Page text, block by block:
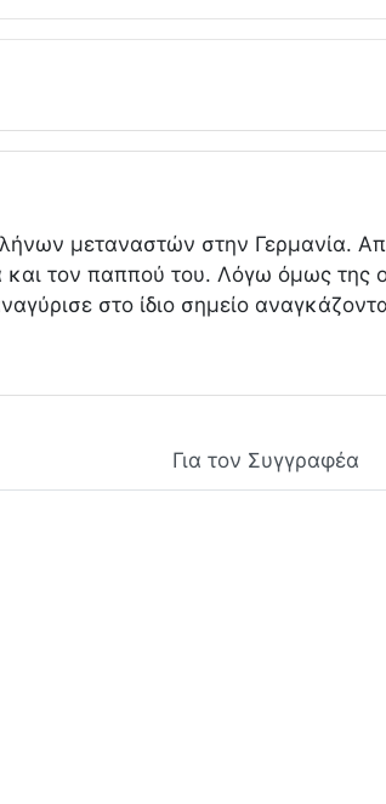
μεταναστών στην Γερμανία.
τον παππού του. Λόγω όμως της
στο ίδιο σημείο
Για τον Συγγραφέα